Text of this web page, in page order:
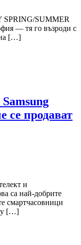
SPRING/SUMMER
— тя го възроди с
на […]
се продават
и
са най-добрите
смартчасовници
[…]